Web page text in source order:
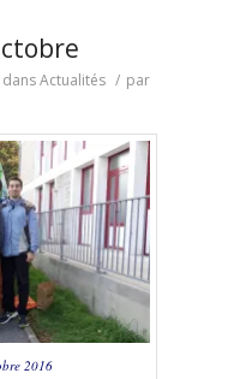
dansActualités / par
2016